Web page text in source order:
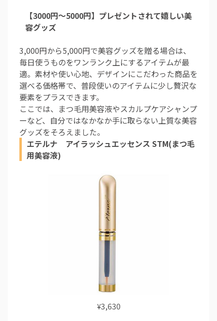
【3000円～5000円】プレゼントされて嬉しい美
容グッズ
3,000円から5,000円で美容グッズを贈る場合は、
毎日使うものをワンランク上にするアイテムが最
適。素材や使い心地、デザインにこだわった商品を
選べる価格帯で、普段使いのアイテムに少し贅沢な
要素をプラスできます。
ここでは、まつ毛用美容液やスカルプケアシャンプ
ーなど、自分ではなかなか手に取らない上質な美容
グッズをそろえました。
エテルナ アイラッシュエッセンス STM(まつ毛
用美容液)
¥3,630